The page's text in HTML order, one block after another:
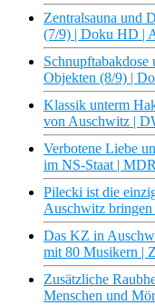
Zentralsauna und
(7/9) | Doku HD |
Objekten (8/9) |
Klassik unterm
von Auschwitz |
Verbotene Liebe
im NS-Staat |
Pilecki ist die
Auschwitz
Das KZ in
mit 80 Musikern |
Zusätzliche
Menschen und